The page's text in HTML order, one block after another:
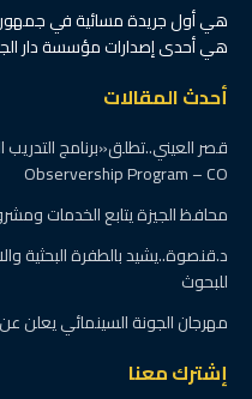
هي أحدى إصدارات مؤسسة دار
أحدث المقالات
Observership Program – CO
محافظ الجيزة يتابع الخدمات
د.قنصوة..يشيد بالطفرة البحثية
للبحوث
مهرجان الجونة السينمائي يعلن
إشترك معنا